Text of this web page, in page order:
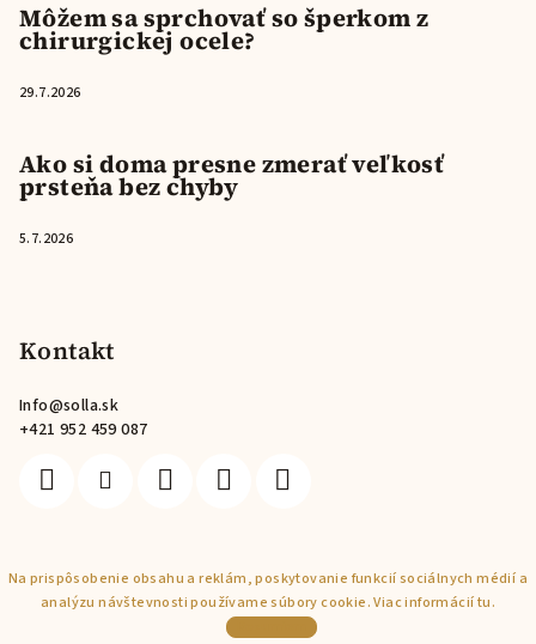
Na prispôsobenie obsahu a reklám, poskytovanie funkcií sociálnych médií a
analýzu návštevnosti používame súbory cookie. Viac informáciítu.
Môžem sa sprchovať so šperkom z
chirurgickej ocele?
29.7.2026
Ako si doma presne zmerať veľkosť
prsteňa bez chyby
5.7.2026
Kontakt
Info@solla.sk
+421 952 459 087
Copyright 2026Solla. Všetky práva vyhradené.
Vytvoril Shoptet